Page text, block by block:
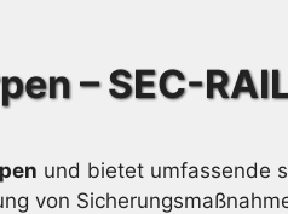
– SEC-
und bietet umfassende
von